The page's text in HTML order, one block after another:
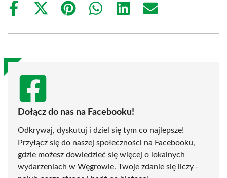
Share
Share
(Twitter)
Share
Share
Share
Share
Dołącz do nas na Facebooku!
Odkrywaj, dyskutuj i dziel się tym co najlepsze!
Przyłącz się do naszej społeczności na Facebooku,
gdzie możesz dowiedzieć się więcej o lokalnych
wydarzeniach w Węgrowie. Twoje zdanie się liczy -